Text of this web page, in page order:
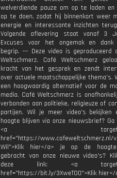
welverdiende pauze om op te laden
op te doen, zodat hij binnenkort weer
energie en interessante inzichten
Volgende aflevering staat vanaf 3
Excuses voor het ongemak en
begrip. --- Deze video is geproduceerd
Weltschmerz. Café Weltschmerz
kracht van het gesprek en zendt
over actuele maatschappelijke thema's.
een hoogwaardig alternatief voor de
media. Café Weltschmerz is
verbonden aan politieke, religieuze of
partijen. Wil je meer video's bekijken
hoogte blijven via onze nieuwsbrief? Ga
<a
href="https://www.cafeweltschmerz.nl/
Wil">Klik hier</a> je op de
gebracht van onze nieuwe video's?
deze link: <a
href="https://bit.ly/3XweTO0">Klik hier</